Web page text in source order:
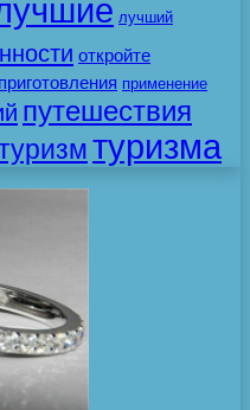
лучший
откройте
приготовления применение
путешествия
туризма